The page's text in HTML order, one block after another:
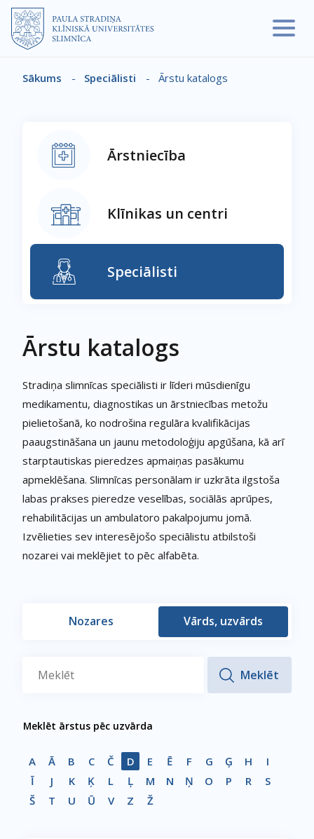
Pārlekt uz galveno saturu
Atpakaļceļš
Sākums - Speciālisti - Ārstu katalogs
Ārstniecība
Klīnikas un centri
Speciālisti
Ārstu katalogs
Stradiņa slimnīcas speciālisti ir līderi mūsdienīgu
medikamentu, diagnostikas un ārstniecības metožu
pielietošanā, ko nodrošina regulāra kvalifikācijas
paaugstināšana un jaunu metodoloģiju apgūšana, kā arī
starptautiskas pieredzes apmaiņas pasākumu
apmeklēšana. Slimnīcas personālam ir uzkrāta ilgstoša
labas prakses pieredze veselības, sociālās aprūpes,
rehabilitācijas un ambulatoro pakalpojumu jomā.
Izvēlieties sev interesējošo speciālistu atbilstoši
nozarei vai meklējiet to pēc alfabēta.
Nozares Vārds, uzvārds
Meklēt ārstus pēc uzvārda
A Ā B C Č D E Ē F G Ģ H
I
Ī
J K Ķ L Ļ M N Ņ O P R
S
Š
T U Ū V Z Ž